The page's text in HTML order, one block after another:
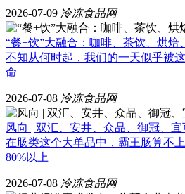
2026-07-09 冷冻食品网
“餐+饮”大融合：咖啡、茶饮、烘焙
不知从何时起，我们的一天似乎被
命
2026-07-08 冷冻食品网
风向 | 双汇、安井、众品、御冠、
在肠类这个大单品中，霸王肠算不
80%以上
2026-07-08 冷冻食品网